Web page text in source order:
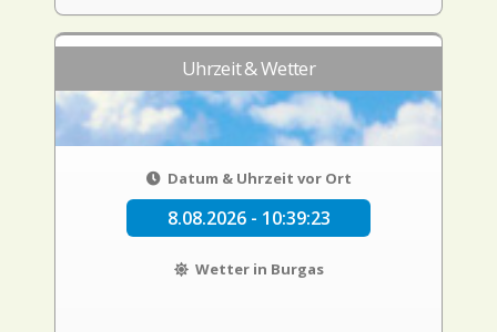
Uhrzeit & Wetter
Datum & Uhrzeit vor Ort
8.08.2026 - 10:39:24
Wetter in Burgas